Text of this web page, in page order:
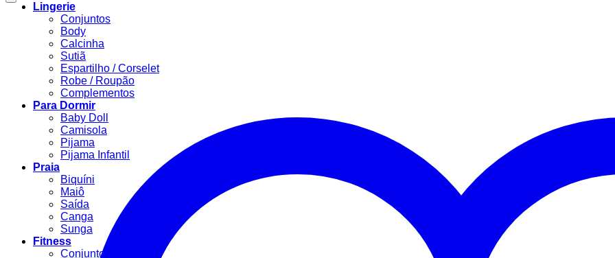
Lingerie
Conjuntos
Body
Calcinha
Sutiã
Espartilho / Corselet
Robe / Roupão
Complementos
Para Dormir
Baby Doll
Camisola
Pijama
Pijama Infantil
Praia
Biquíni
Maiô
Saída
Canga
Sunga
Fitness
Conjunto Fitness